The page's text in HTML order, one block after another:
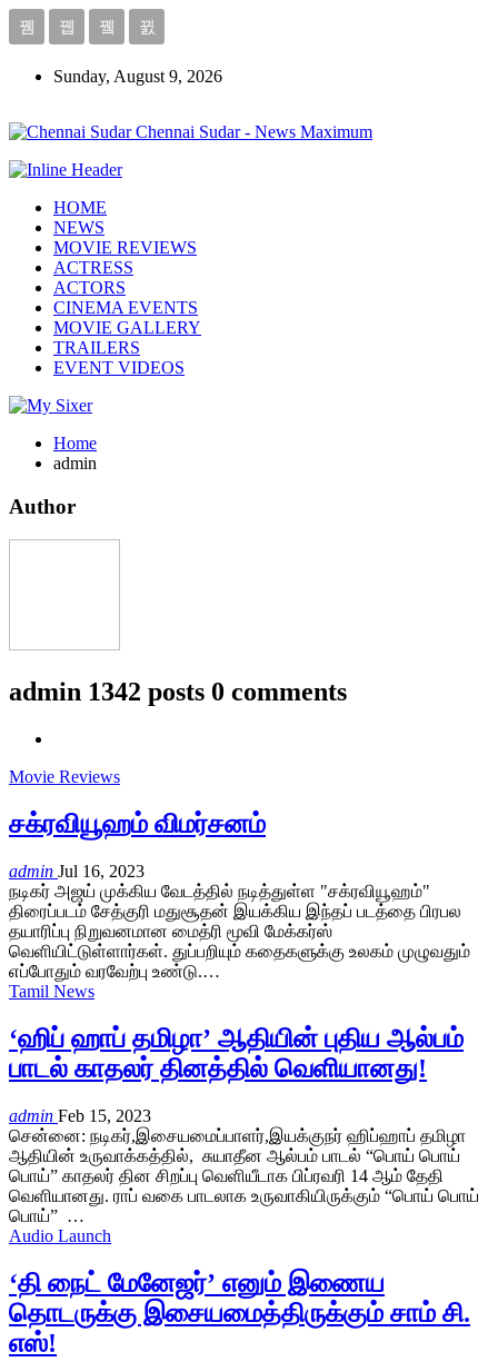
Sunday, August 9, 2026
Chennai Sudar - News Maximum
HOME
NEWS
MOVIE REVIEWS
ACTRESS
ACTORS
CINEMA EVENTS
MOVIE GALLERY
TRAILERS
EVENT VIDEOS
Home
admin
Author
admin 1342 posts 0 comments
Movie Reviews
சக்ரவியூஹம் விமர்சனம்
admin Jul 16, 2023
நடிகர் அஜய் முக்கிய வேடத்தில் நடித்துள்ள "சக்ரவியூஹம்"
திரைப்படம் சேத்குரி மதுசூதன் இயக்கிய இந்தப் படத்தை பிரபல
தயாரிப்பு நிறுவனமான மைத்ரி மூவி மேக்கர்ஸ்
வெளியிட்டுள்ளார்கள். துப்பறியும் கதைகளுக்கு உலகம் முழுவதும்
எப்போதும் வரவேற்பு உண்டு.…
Tamil News
‘ஹிப் ஹாப் தமிழா’ ஆதியின் புதிய ஆல்பம்
பாடல் காதலர் தினத்தில் வெளியானது!
admin Feb 15, 2023
சென்னை: நடிகர்,இசையமைப்பாளர்,இயக்குநர் ஹிப்ஹாப் தமிழா
ஆதியின் உருவாக்கத்தில், சுயாதீன ஆல்பம் பாடல் “பொய் பொய்
பொய்” காதலர் தின சிறப்பு வெளியீடாக பிப்ரவரி 14 ஆம் தேதி
வெளியானது. ராப் வகை பாடலாக உருவாகியிருக்கும் “பொய் பொய்
பொய்” …
Audio Launch
‘தி நைட் மேனேஜர்’ எனும் இணைய
தொடருக்கு இசையமைத்திருக்கும் சாம் சி.
எஸ்!